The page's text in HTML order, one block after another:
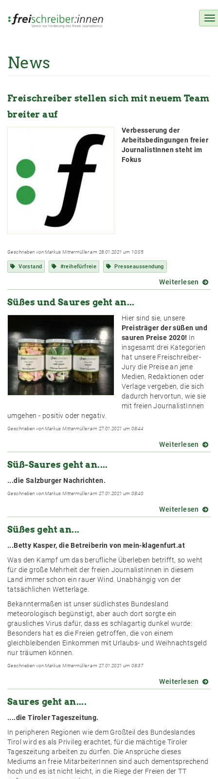
Direkt
zumNews
Freischreiber stellen sich mit neuem Team
breiter auf
Verbesserung der
Arbeitsbedingungen freier
JournalistInnen steht im
Fokus
Geschrieben von Markus Mittermüller am 28.01.2021 um 10:05
Vorstand #reihefürfreie Presseaussendung
Weiterlesen über
auf
Süßes und Saures geht an...
Hier sind sie, unsere
Preisträger der süßen und
sauren Preise 2020! In
insgesamt drei Kategorien
hat unsere Freischreiber-
Jury die Preise an jene
Medien, Redaktionen oder
Verlage vergeben, die sich
dadurch hervortun, wie sie
mit freien JournalistInnen
umgehen - positiv oder negativ.
Geschrieben von Markus Mittermüller am 27.01.2021 um 08:44
Weiterlesen über
Süßes
Süß-Saures geht an....
...die Salzburger Nachrichten.
Geschrieben von Markus Mittermüller am 27.01.2021 um 08:40
Weiterlesen über
Süß-
Süßes geht an...
...Betty Kasper, die Betreiberin von mein-klagenfurt.at
Was den Kampf um das berufliche Überleben betrifft, so weht
für die große Mehrheit der freien JournalistInnen in diesem
Land immer schon ein rauer Wind. Unabhängig von der
tatsächlichen Wetterlage.
Bekanntermaßen ist unser südlichstes Bundesland
meteorologisch begünstigt, aber auch dort sorgte ein
grausliches Virus dafür, dass es schlagartig dunkel wurde:
Besonders hat es die Freien getroffen, die von einem
gleichbleibenden Einkommen mit Urlaubs- und Weihnachtsgeld
nur träumen können.
Geschrieben von Markus Mittermüller am 27.01.2021 um 08:37
Weiterlesen über
Süßes
Saures geht an....
....die Tiroler Tageszeitung.
In peripheren Regionen wie dem Großteil des Bundeslandes
Tirol wird es als Privileg erachtet, für die mächtige Tiroler
Tageszeitung arbeiten zu dürfen. Die Ansprüche dieses
Mediums an freie MitarbeiterInnen sind auch dementsprechend
hoch und es ist nicht leicht, in die Riege der Freien der TT